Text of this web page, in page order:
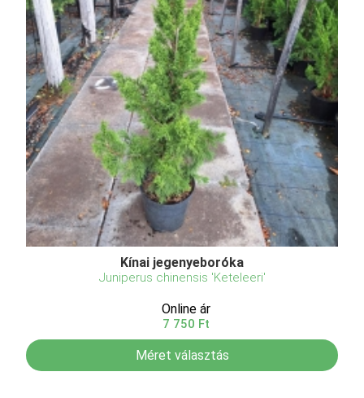
Kínai jegenyeboróka
Juniperus chinensis 'Keteleeri'
Online ár
7 750 Ft
Méret választás